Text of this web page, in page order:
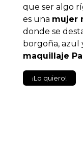
que ser algo
es una mujer
donde se
borgoña, azul
maquillaje
¡Lo quiero!